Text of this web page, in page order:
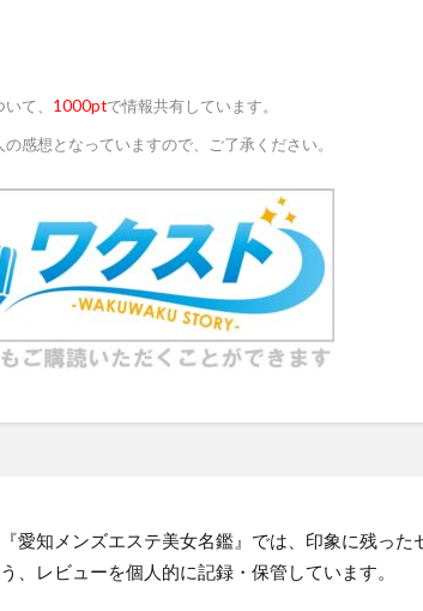
て、 1000ptで情報共有しています。
感想となっていますので、ご了承ください。
『愛知メンズエステ美女名鑑』では、印象に残っ
う、レビューを個人的に記録・保管しています。